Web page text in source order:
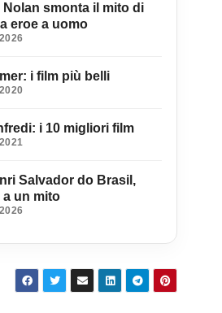
Nolan smonta il mito di
eroe a uomo
i film più belli
i 10 migliori film
Salvador do Brasil,
un mito